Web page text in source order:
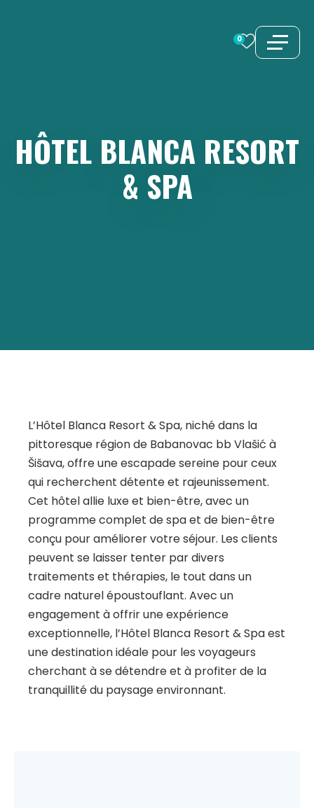
0
HÔTEL BLANCA RESORT
& SPA
L’Hôtel Blanca Resort & Spa, niché dans la
pittoresque région de Babanovac bb Vlašić à
Šišava, offre une escapade sereine pour ceux
qui recherchent détente et rajeunissement.
Cet hôtel allie luxe et bien-être, avec un
programme complet de spa et de bien-être
conçu pour améliorer votre séjour. Les clients
peuvent se laisser tenter par divers
traitements et thérapies, le tout dans un
cadre naturel époustouflant. Avec un
engagement à offrir une expérience
exceptionnelle, l’Hôtel Blanca Resort & Spa est
une destination idéale pour les voyageurs
cherchant à se détendre et à profiter de la
tranquillité du paysage environnant.